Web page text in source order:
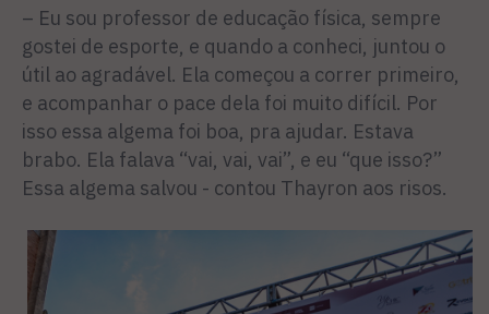
– Eu sou professor de educação física, sempre
gostei de esporte, e quando a conheci, juntou o
útil ao agradável. Ela começou a correr primeiro,
e acompanhar o pace dela foi muito difícil. Por
isso essa algema foi boa, pra ajudar. Estava
brabo. Ela falava “vai, vai, vai”, e eu “que isso?”
Essa algema salvou - contou Thayron aos risos.